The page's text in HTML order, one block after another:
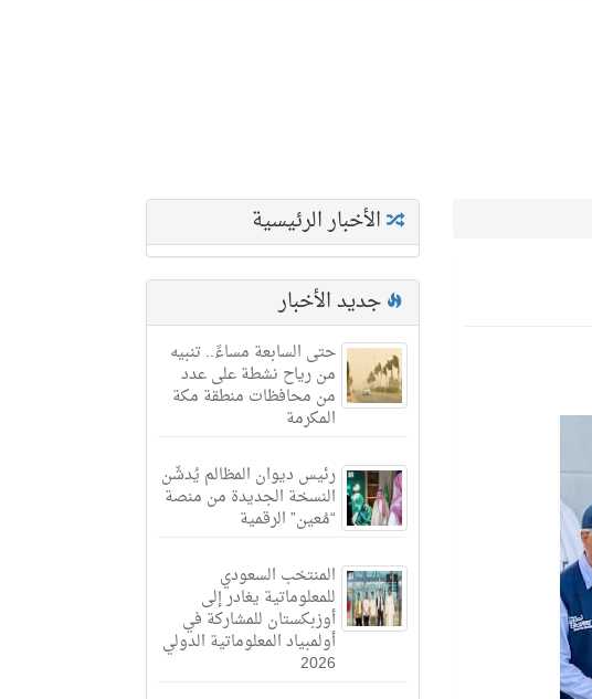
الأخبار الرئيسية
جديد الأخبار
حتى السابعة مساءً.. تنبيه
من رياح نشطة على عدد
من محافظات منطقة مكة
المكرمة
رئيس ديوان المظالم يُدشّن
النسخة الجديدة من منصة
“مُعين” الرقمية
المنتخب السعودي
للمعلوماتية يغادر إلى
أوزبكستان للمشاركة في
أولمبياد المعلوماتية الدولي
2026